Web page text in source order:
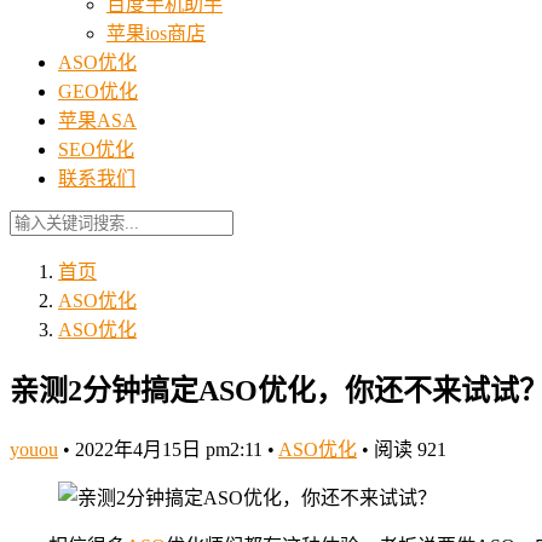
百度手机助手
苹果ios商店
ASO优化
GEO优化
苹果ASA
SEO优化
联系我们
首页
ASO优化
ASO优化
亲测2分钟搞定ASO优化，你还不来试试
youou • 2022年4月15日 pm2:11 • ASO优化 • 阅读 921